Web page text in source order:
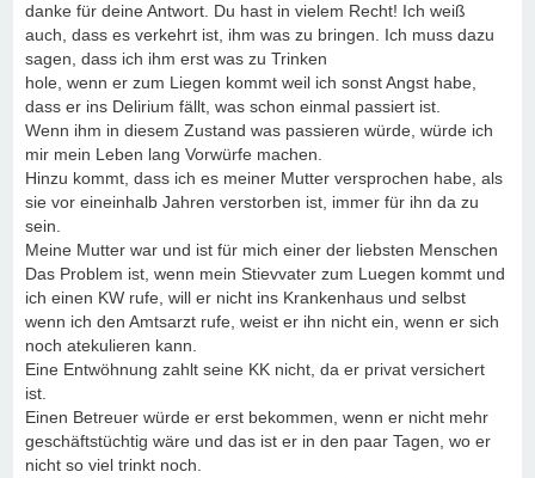
danke für deine Antwort. Du hast in vielem Recht! Ich weiß
auch, dass es verkehrt ist, ihm was zu bringen. Ich muss dazu
sagen, dass ich ihm erst was zu Trinken
hole, wenn er zum Liegen kommt weil ich sonst Angst habe,
dass er ins Delirium fällt, was schon einmal passiert ist.
Wenn ihm in diesem Zustand was passieren würde, würde ich
mir mein Leben lang Vorwürfe machen.
Hinzu kommt, dass ich es meiner Mutter versprochen habe, als
sie vor eineinhalb Jahren verstorben ist, immer für ihn da zu
sein.
Meine Mutter war und ist für mich einer der liebsten Menschen
Das Problem ist, wenn mein Stievvater zum Luegen kommt und
ich einen KW rufe, will er nicht ins Krankenhaus und selbst
wenn ich den Amtsarzt rufe, weist er ihn nicht ein, wenn er sich
noch atekulieren kann.
Eine Entwöhnung zahlt seine KK nicht, da er privat versichert
ist.
Einen Betreuer würde er erst bekommen, wenn er nicht mehr
geschäftstüchtig wäre und das ist er in den paar Tagen, wo er
nicht so viel trinkt noch.